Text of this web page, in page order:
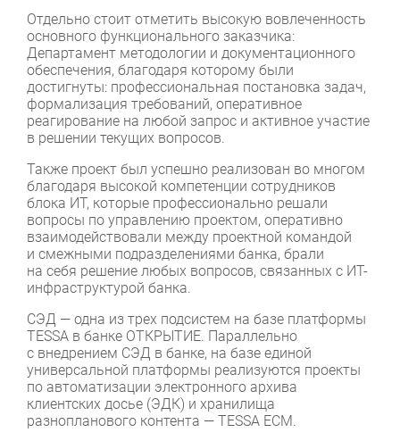
Отдельно стоит отметить высокую вовлеченность
основного функционального заказчика:
Департамент методологии и документационного
обеспечения, благодаря которому были
достигнуты: профессиональная постановка задач,
формализация требований, оперативное
реагирование на любой запрос и активное участие
в решении текущих вопросов.
Также проект был успешно реализован во многом
благодаря высокой компетенции сотрудников
блока ИТ, которые профессионально решали
вопросы по управлению проектом, оперативно
взаимодействовали между проектной командой
и смежными подразделениями банка, брали
на себя решение любых вопросов, связанных с ИТ-
инфраструктурой банка.
СЭД — одна из трех подсистем на базе платформы
TESSA в банке ОТКРЫТИЕ. Параллельно
с внедрением СЭД в банке, на базе единой
универсальной платформы реализуются проекты
по автоматизации электронного архива
клиентских досье (ЭДК) и хранилища
разнопланового контента — TESSA ECM.